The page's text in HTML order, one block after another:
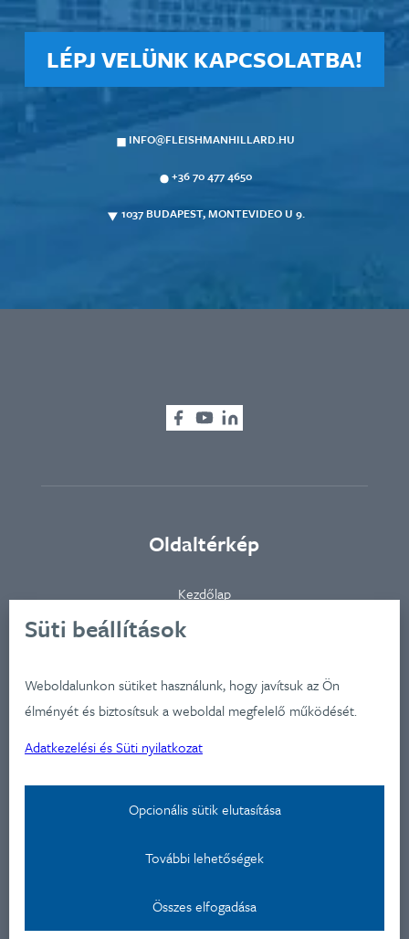
Süti beállítások
Weboldalunkon sütiket használunk, hogy javítsuk az Ön
élményét és biztosítsuk a weboldal megfelelő működését.
Adatkezelési és Süti nyilatkozat
Opcionális sütik elutasítása
További lehetőségek
Összes elfogadása
LÉPJ VELÜNK KAPCSOLATBA!
INFO@FLEISHMANHILLARD.HU
+36 70 477 4650
1037 BUDAPEST, MONTEVIDEO U 9.
Oldaltérkép
Kapcsolat
Kezdőlap
Ügynökségünkről
Iparágak
Szolgátatásaink
Képzéseink
Adatkezelési nyilatkozat